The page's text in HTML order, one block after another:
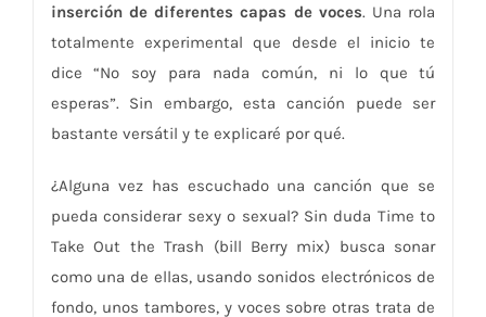
inserción de diferentes capas de voces. Una rola
totalmente experimental que desde el inicio te
dice “No soy para nada común, ni lo que tú
esperas”. Sin embargo, esta canción puede ser
bastante versátil y te explicaré por qué.
¿Alguna vez has escuchado una canción que se
pueda considerar sexy o sexual? Sin duda Time to
Take Out the Trash (bill Berry mix) busca sonar
como una de ellas, usando sonidos electrónicos de
fondo, unos tambores, y voces sobre otras trata de